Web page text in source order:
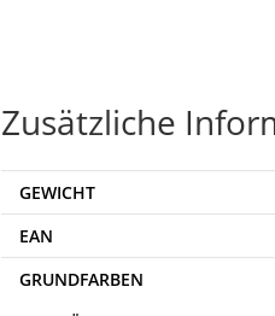
Zusätzliche
GEWICHT
EAN